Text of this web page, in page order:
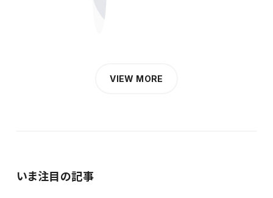
VIEW MORE
いま注目の記事